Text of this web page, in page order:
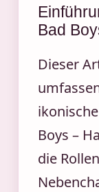
Bad
Dieser
Boys –
die